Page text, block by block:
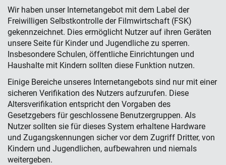
Wir haben unser Internetangebot mit dem Label der
Freiwilligen Selbstkontrolle der Filmwirtschaft (FSK)
gekennzeichnet. Dies ermöglicht Nutzer auf ihren Geräten
unsere Seite für Kinder und Jugendliche zu sperren.
Insbesondere Schulen, öffentliche Einrichtungen und
Haushalte mit Kindern sollten diese Funktion nutzen.
Einige Bereiche unseres Internetangebots sind nur mit einer
sicheren Verifikation des Nutzers aufzurufen. Diese
Altersverifikation entspricht den Vorgaben des
Gesetzgebers für geschlossene Benutzergruppen. Als
Nutzer sollten sie für dieses System erhaltene Hardware
und Zugangskennungen sicher vor dem Zugriff Dritter, von
Kindern und Jugendlichen, aufbewahren und niemals
weitergeben.